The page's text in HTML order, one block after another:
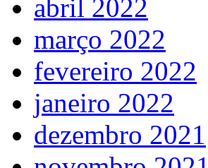
abril 2022
março 2022
fevereiro 2022
janeiro 2022
dezembro 2021